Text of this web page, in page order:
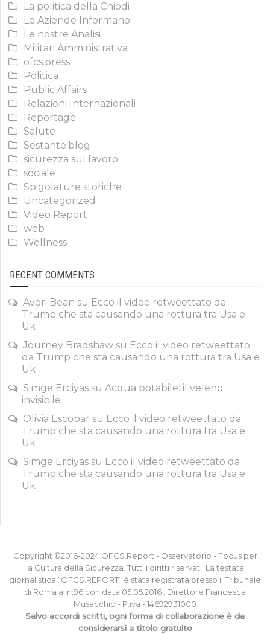
La politica della Chiodi
Le Aziende Informano
Le nostre Analisi
Militari Amministrativa
ofcs.press
Politica
Public Affairs
Relazioni Internazionali
Reportage
Salute
Sestante.blog
sicurezza sul lavoro
sociale
Spigolature storiche
Uncategorized
Video Report
web
Wellness
RECENT COMMENTS
Averi Bean su Ecco il video retweettato da
Trump che sta causando una rottura tra Usa e
Uk
Journey Bradshaw su Ecco il video retweettato
da Trump che sta causando una rottura tra Usa e
Uk
Simge Erciyas su Acqua potabile: il veleno
invisibile
Olivia Escobar su Ecco il video retweettato da
Trump che sta causando una rottura tra Usa e
Uk
Simge Erciyas su Ecco il video retweettato da
Trump che sta causando una rottura tra Usa e
Uk
Copyright ©2016-2024 OFCS.Report - Osservatorio - Focus per
la Cultura della Sicurezza. Tutti i diritti riservati. La testata
giornalistica “OFCS.REPORT” è stata registrata presso il Tribunale
di Roma al n.96 con data 05.05.2016 . Direttore Francesca
Musacchio - P.iva - 14692931000
Salvo accordi scritti, ogni forma di collaborazione è da
considerarsi a titolo gratuito